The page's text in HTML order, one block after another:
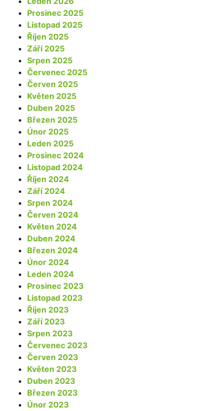
Prosinec 2025
Listopad 2025
Říjen 2025
Září 2025
Srpen 2025
Červenec 2025
Červen 2025
Květen 2025
Duben 2025
Březen 2025
Únor 2025
Leden 2025
Prosinec 2024
Listopad 2024
Říjen 2024
Září 2024
Srpen 2024
Červen 2024
Květen 2024
Duben 2024
Březen 2024
Únor 2024
Leden 2024
Prosinec 2023
Listopad 2023
Říjen 2023
Září 2023
Srpen 2023
Červenec 2023
Červen 2023
Květen 2023
Duben 2023
Březen 2023
Únor 2023